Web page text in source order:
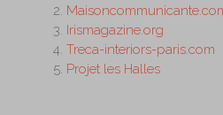
Irismagazine.org
Treca-interiors-paris.com
Projet les Halles